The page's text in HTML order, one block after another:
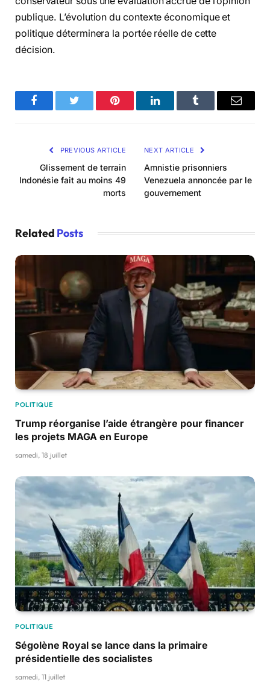
publique. L’évolution du contexte économique et
politique déterminera la portée réelle de cette
décision.
FacebookTwitter Pinterest LinkedInTumblr Email
PREVIOUS ARTICLE
Glissement de terrain
Indonésie fait au moins 49
morts
NEXT ARTICLE
Amnistie prisonniers
Venezuela annoncée par le
gouvernement
Related Posts
POLITIQUE
Trump réorganise l’aide étrangère pour financer
les projets MAGA en Europe
samedi, 18 juillet
POLITIQUE
Ségolène Royal se lance dans la primaire
présidentielle des socialistes
samedi, 11 juillet